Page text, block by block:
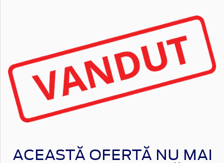
ACEASTĂ OFERTĂ NU MAI